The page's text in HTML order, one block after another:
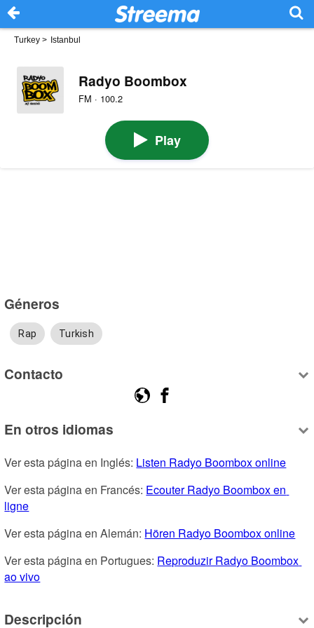
Turkey > Istanbul
Radyo Boombox
FM · 100.2
Play
Géneros
Rap Turkish
Contacto
En otros idiomas
Ver esta página en Inglés: Listen Radyo Boombox online
Ver esta página en Francés: Ecouter Radyo Boombox en
ligne
Ver esta página en Alemán: Hören Radyo Boombox online
Ver esta página en Portugues: Reproduzir Radyo Boombox
ao vivo
Descripción